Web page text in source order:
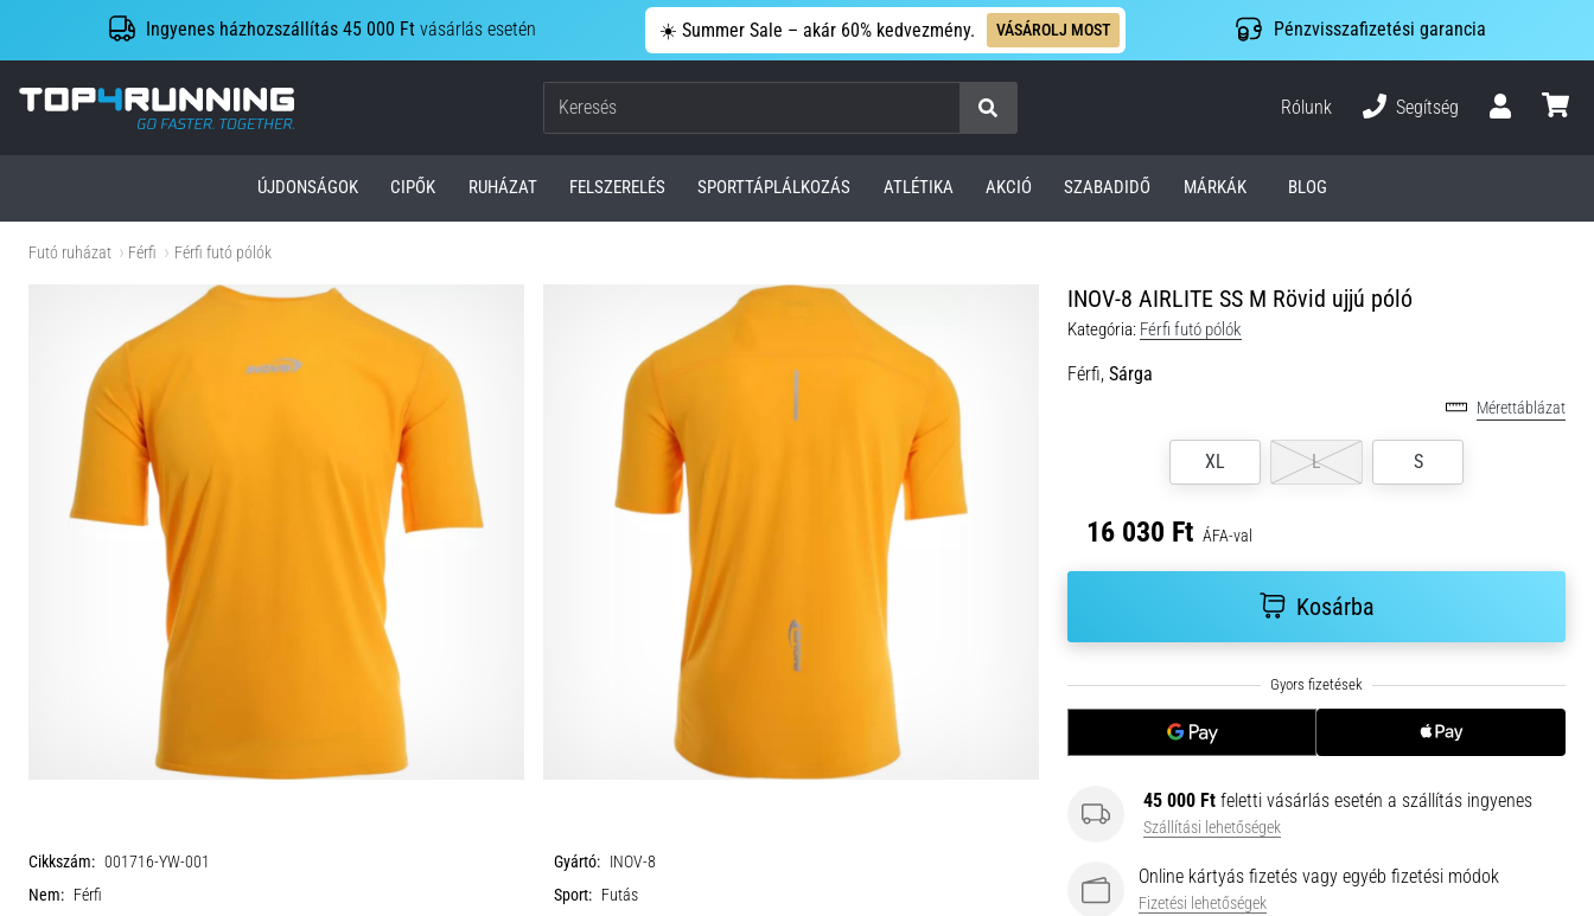
Ingyenes házhozszállítás 45 000 Ft vásárlás esetén ☀️ Summer Sale – akár 60% kedvezmény. VÁSÁROLJ MOST Pénzvisszafizetési garancia
Top4Running.hu
Keresés
Rólunk
Segítség
ÚJDONSÁGOK CIPŐK RUHÁZAT FELSZERELÉS SPORTTÁPLÁLKOZÁS ATLÉTIKA AKCIÓ SZABADIDŐ MÁRKÁK BLOG
Futó ruházat Férfi Férfi futó pólók
INOV-8 AIRLITE SS M Rövid ujjú póló
Kategória: Férfi futó pólók
Férfi, Sárga
Mérettáblázat
XL L S
16 030 Ft ÁFA-val
Kosárba
45 000 Ft feletti vásárlás esetén a szállítás ingyenes
Szállítási lehetőségek
Online kártyás fizetés vagy egyéb fizetési módok
Fizetési lehetőségek
Cikkszám: 001716-YW-001 Gyártó: INOV-8
Nem: Férfi Sport: Futás